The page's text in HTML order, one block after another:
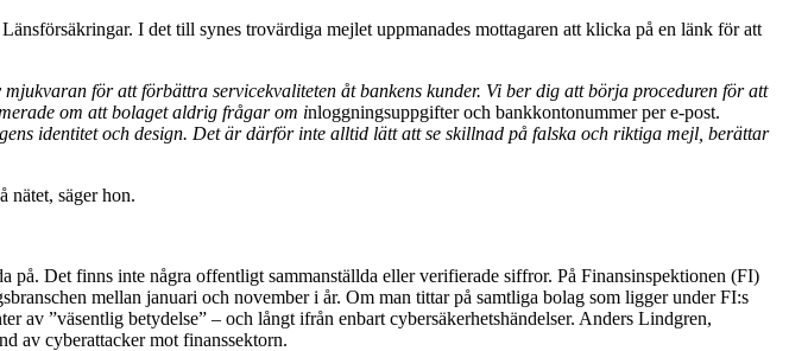
I det till synes trovärdiga mejlet uppmanades mottagaren att klicka på en länk för att
för att förbättra servicekvaliteten åt bankens kunder. Vi ber dig att börja proceduren för att
om att bolaget aldrig frågar om inloggningsuppgifter och bankkontonummer per e-post.
identitet och design. Det är därför inte alltid lätt att se skillnad på falska och riktiga mejl, berättar
nätet, säger hon.
på. Det finns inte några offentligt sammanställda eller verifierade siffror. På Finansinspektionen (FI)
mellan januari och november i år. Om man tittar på samtliga bolag som ligger under FI:s
”väsentlig betydelse” – och långt ifrån enbart cybersäkerhetshändelser. Anders Lindgren,
av cyberattacker mot finanssektorn.